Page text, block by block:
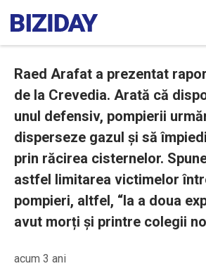
Raed Arafat a prezentat
de la Crevedia. Arată că
unul defensiv, pompierii
disperseze gazul și să
prin răcirea cisternelor.
astfel limitarea victimelor
pompieri, altfel, “la a doua
avut morți și printre colegii
acum 3 ani